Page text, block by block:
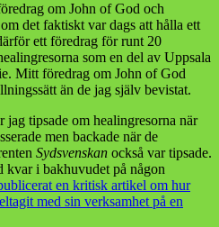
om John of God och
det faktiskt var dags att hålla ett
ett föredrag för runt 20
som en del av Uppsala
Mitt föredrag om John of God
än de jag själv bevistat.
jag tipsade om healingresorna när
men backade när de
Sydsvenskan också var tipsade.
kvar i bakhuvudet på någon
en kritisk artikel om hur
med sin verksamhet på en